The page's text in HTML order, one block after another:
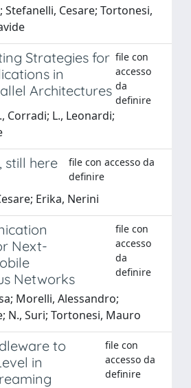
Stefanelli, Cesare; Tortonesi,
Strategies for
in
Architectures
file con
accesso
da
definire
Corradi; L., Leonardi;
still here
file con accesso da
definire
Erika, Nerini
Next-
Networks
file con
accesso
da
definire
Morelli, Alessandro;
N., Suri; Tortonesi, Mauro
to
in
file con
accesso da
definire